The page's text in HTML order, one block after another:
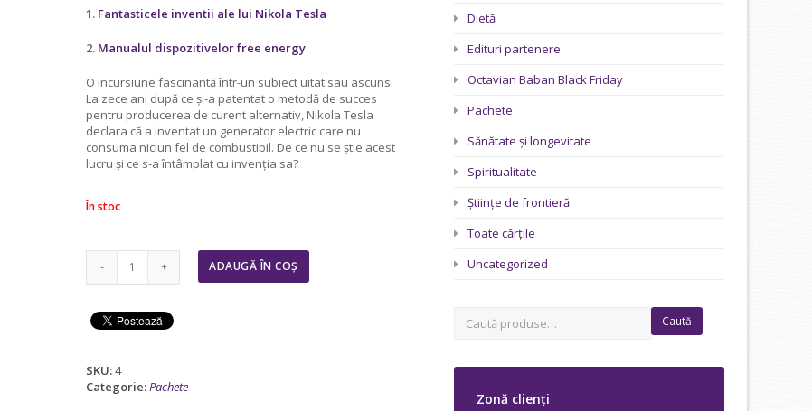
fost:
54,00 lei.
5.00
din 5
la clienți
1. Fantasticele inventii ale lui Nikola Tesla
2. Manualul dispozitivelor free energy
O incursiune fascinantă într-un subiect uitat sau ascuns.
La zece ani după ce şi-a patentat o metodă de succes
pentru producerea de curent alternativ, Nikola Tesla
declara că a inventat un generator electric care nu
consuma niciun fel de combustibil. De ce nu se știe acest
lucru și ce s-a întâmplat cu invenția sa?
În stoc
Pachet
(2
ADAUGĂ ÎN COȘ
SKU:4
Categorie:Pachete
Dietă
Edituri partenere
Octavian Baban Black Friday
Pachete
Sănătate și longevitate
Spiritualitate
Științe de frontieră
Toate cărțile
Uncategorized
Caută
Zonă clienți